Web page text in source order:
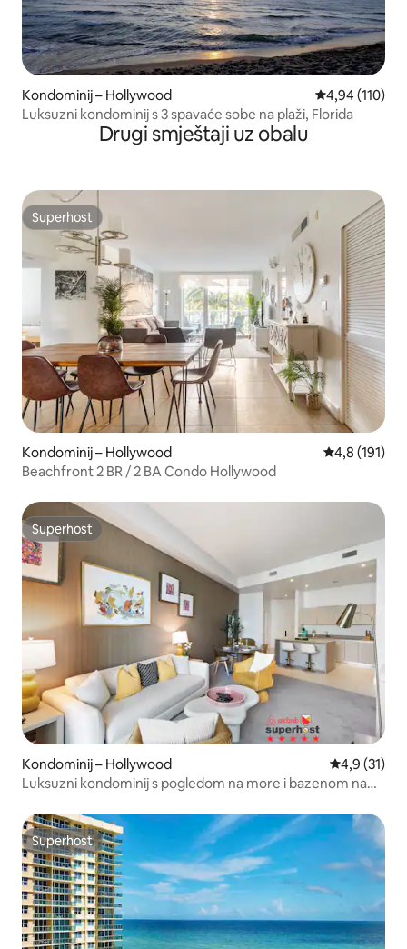
Kondominij – Hollywood Prosječna
4,94 (110)
Luksuzni kondominij s 3 spavaće sobe na plaži, Florida
Drugi smještaji uz obalu
Superhost
Superhost
Kondominij – Hollywood Prosječna
4,8 (191)
Beachfront 2 BR / 2 BA Condo Hollywood
Superhost
Superhost
Kondominij – Hollywood Prosječna
4,9 (31)
Luksuzni kondominij s pogledom na more i bazenom na
Superhost
Superhost